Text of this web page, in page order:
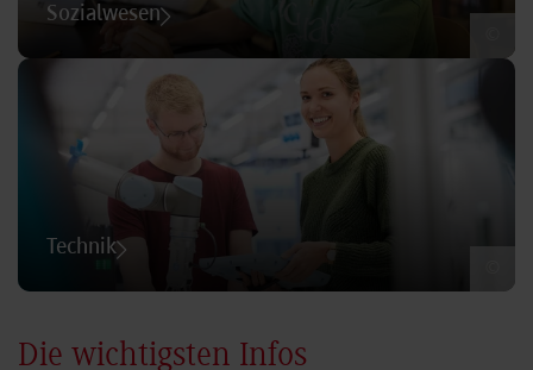
Sozialwesen
Technik
Die wichtigsten Infos